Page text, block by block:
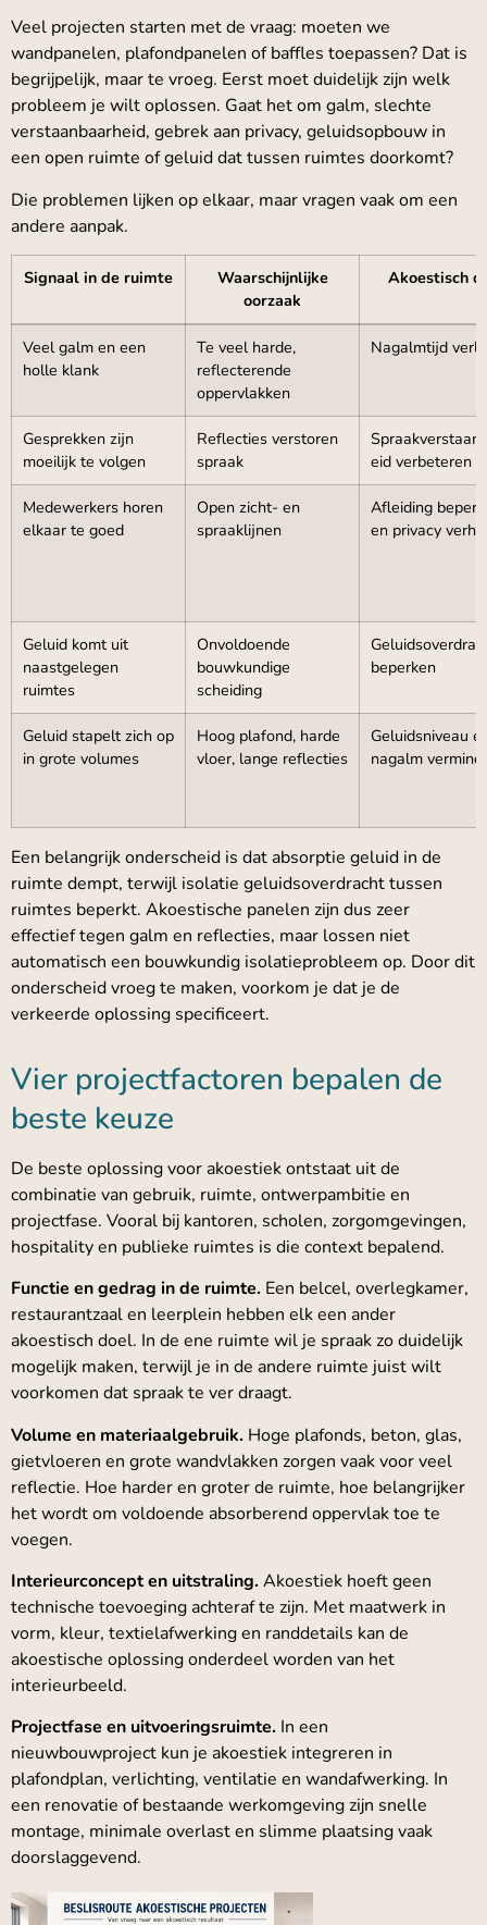
Veel projecten starten met de vraag: moeten we
wandpanelen, plafondpanelen of baffles toepassen? Dat is
begrijpelijk, maar te vroeg. Eerst moet duidelijk zijn welk
probleem je wilt oplossen. Gaat het om galm, slechte
verstaanbaarheid, gebrek aan privacy, geluidsopbouw in
een open ruimte of geluid dat tussen ruimtes doorkomt?
Die problemen lijken op elkaar, maar vragen vaak om een
andere aanpak.
Signaal in de ruimte
Waarschijnlijke
oorzaak
Akoestisch
Veel galm en een
holle klank
Te veel harde,
reflecterende
oppervlakken
Nagalmtijd
Gesprekken zijn
moeilijk te volgen
Reflecties verstoren
spraak
eid verbeteren
Medewerkers horen
elkaar te goed
Open zicht- en
spraaklijnen
Afleiding
en privacy
Geluid komt uit
naastgelegen
ruimtes
Onvoldoende
bouwkundige
scheiding
beperken
Geluid stapelt zich op
in grote volumes
Hoog plafond, harde
vloer, lange reflecties
Geluidsniveau
nagalm
Een belangrijk onderscheid is dat absorptie geluid in de
ruimte dempt, terwijl isolatie geluidsoverdracht tussen
ruimtes beperkt. Akoestische panelen zijn dus zeer
effectief tegen galm en reflecties, maar lossen niet
automatisch een bouwkundig isolatieprobleem op. Door dit
onderscheid vroeg te maken, voorkom je dat je de
verkeerde oplossing specificeert.
Vier projectfactoren bepalen de
beste keuze
De beste oplossing voor akoestiek ontstaat uit de
combinatie van gebruik, ruimte, ontwerpambitie en
projectfase. Vooral bij kantoren, scholen, zorgomgevingen,
hospitality en publieke ruimtes is die context bepalend.
Functie en gedrag in de ruimte. Een belcel, overlegkamer,
restaurantzaal en leerplein hebben elk een ander
akoestisch doel. In de ene ruimte wil je spraak zo duidelijk
mogelijk maken, terwijl je in de andere ruimte juist wilt
voorkomen dat spraak te ver draagt.
Volume en materiaalgebruik. Hoge plafonds, beton, glas,
gietvloeren en grote wandvlakken zorgen vaak voor veel
reflectie. Hoe harder en groter de ruimte, hoe belangrijker
het wordt om voldoende absorberend oppervlak toe te
voegen.
Interieurconcept en uitstraling.Akoestiek hoeft geen
technische toevoeging achteraf te zijn. Met maatwerk in
vorm, kleur, textielafwerking en randdetails kan de
akoestische oplossing onderdeel worden van het
interieurbeeld.
Projectfase en uitvoeringsruimte. In een
nieuwbouwproject kun je akoestiek integreren in
plafondplan, verlichting, ventilatie en wandafwerking. In
een renovatie of bestaande werkomgeving zijn snelle
montage, minimale overlast en slimme plaatsing vaak
doorslaggevend.